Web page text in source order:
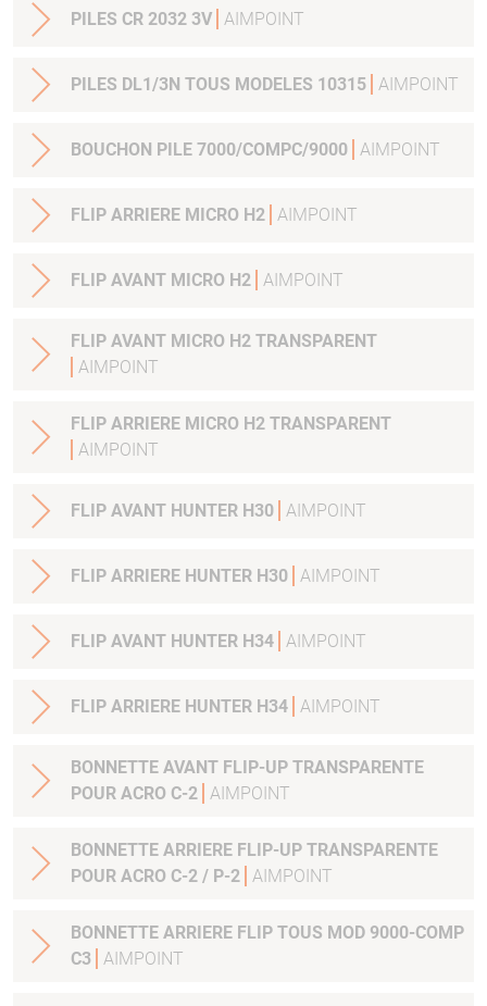
PILES CR 2032 3V AIMPOINT
PILES DL1/3N TOUS MODELES 10315 AIMPOINT
BOUCHON PILE 7000/COMPC/9000 AIMPOINT
FLIP ARRIERE MICRO H2 AIMPOINT
FLIP AVANT MICRO H2 AIMPOINT
FLIP AVANT MICRO H2 TRANSPARENT
AIMPOINT
FLIP ARRIERE MICRO H2 TRANSPARENT
AIMPOINT
FLIP AVANT HUNTER H30 AIMPOINT
FLIP ARRIERE HUNTER H30 AIMPOINT
FLIP AVANT HUNTER H34 AIMPOINT
FLIP ARRIERE HUNTER H34 AIMPOINT
BONNETTE AVANT FLIP-UP TRANSPARENTE
POUR ACRO C-2 AIMPOINT
BONNETTE ARRIERE FLIP-UP TRANSPARENTE
POUR ACRO C-2 / P-2 AIMPOINT
BONNETTE ARRIERE FLIP TOUS MOD 9000-COMP
C3
AIMPOINT